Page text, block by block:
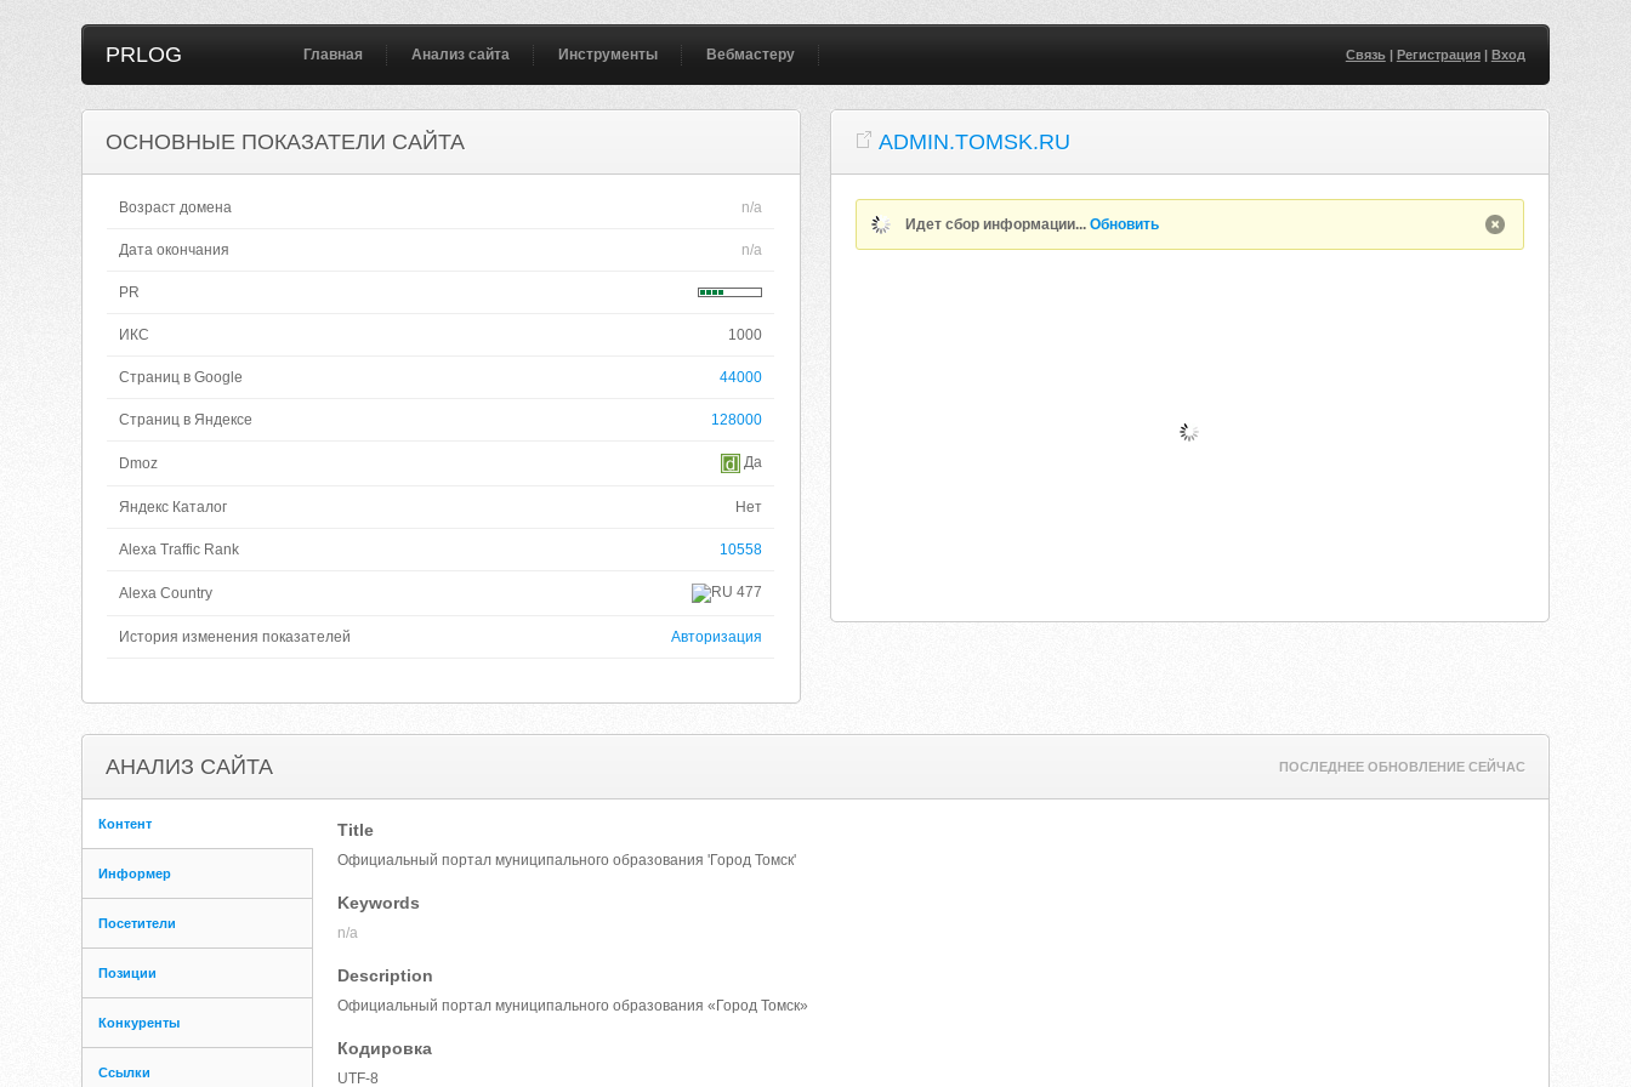
PRLOG Главная Анализ сайта Инструменты Вебмастеру Связь| Регистрация| Вход
ОСНОВНЫЕ ПОКАЗАТЕЛИ САЙТА
Возраст домена n/a
Дата окончания n/a
PR
ИКС 1000
Страниц в Google 44000
Страниц в Яндексе 128000
Dmoz Да
Яндекс Каталог Нет
Alexa Traffic Rank 10558
Alexa Country 477
История изменения показателей Авторизация
ADMIN.TOMSK.RU
Идет сбор информации...Обновить
АНАЛИЗ САЙТА ПОСЛЕДНЕЕ ОБНОВЛЕНИЕ СЕЙЧАС
Контент
Информер
Посетители
Позиции
Конкуренты
Ссылки
Title
Официальный портал муниципального образования 'Город Томск'
Keywords
n/a
Description
Официальный портал муниципального образования «Город Томск»
Кодировка
UTF-8